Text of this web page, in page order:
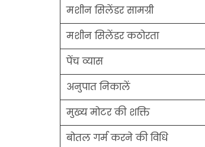
मशीन सिलेंडर सामग्री
मशीन सिलेंडर कठोरता
पेंच व्यास
अनुपात निकालें
मुख्य मोटर की शक्ति
बोतल गर्म करने की विधि